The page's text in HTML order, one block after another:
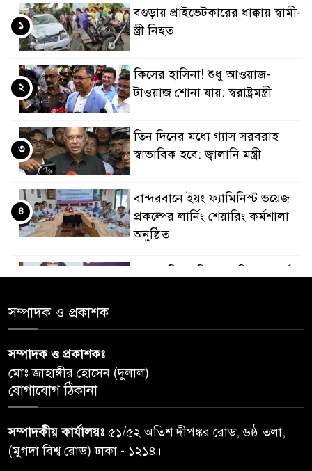
বগুড়ায় প্রাইভেটকারের ধাক্কায় স্বামী-
স্ত্রী নিহত
১
কিসের হাসিনা! শুধু আওয়াজ-
টাওয়াজ শোনা যায়: স্বরাষ্ট্রমন্ত্রী
২
তিন দিনের মধ্যে গ্যাস সরবরাহ
স্বাভাবিক হবে: জ্বালানি মন্ত্রী
৩
বান্দরবানে ইয়ং ফ্যামিনিস্ট ভয়েজ
প্রকল্পের লার্নিং শেয়ারিং কর্মশালা
অনুষ্ঠিত
৪
পেশ
৬
তদন্ত শেষ পর্যায়ে, দ্রুত চার্জশিট
৭
সম্পাদক ও প্রকাশক
সম্পাদক ও প্রকাশকঃ
মোঃ জাহাঙ্গীর হোসেন (দুলাল)
যোগাযোগ ঠিকানা
সম্পাদকীয় কার্যালয়ঃ ৫১/৫২ অতিশ দীপঙ্কর রোড, ৬ষ্ঠ তলা,
(মুগদা বিশ্ব রোড) ঢাকা - ১২১৪।